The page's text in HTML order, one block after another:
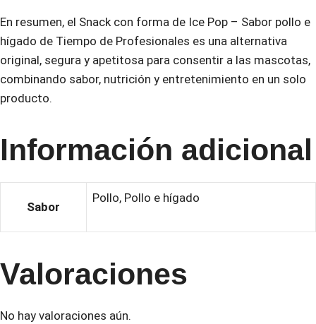
En resumen, el Snack con forma de Ice Pop – Sabor pollo e
hígado de Tiempo de Profesionales es una alternativa
original, segura y apetitosa para consentir a las mascotas,
combinando sabor, nutrición y entretenimiento en un solo
producto.
Información adicional
Sabor
Pollo, Pollo e hígado
Valoraciones
No hay valoraciones aún.